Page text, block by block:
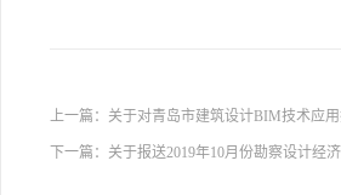
上一篇： 关于对青岛市建筑设计BIM技术应
下一篇： 关于报送2019年10月份勘察设计经